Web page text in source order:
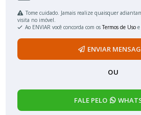
Tome cuidado. Jamais realize quaisquer
visita no imóvel.
Ao ENVIAR você concorda com osTermos de Uso e
ENVIAR
OU
FALE PELO